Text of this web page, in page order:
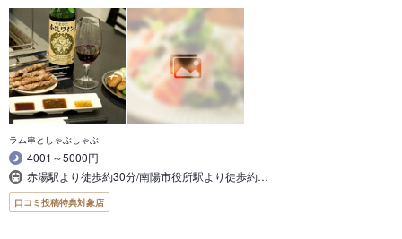
ラム串としゃぶしゃぶ
4001～5000円
赤湯駅より徒歩約30分/南陽市役所駅より徒歩約…
口コミ投稿特典対象店